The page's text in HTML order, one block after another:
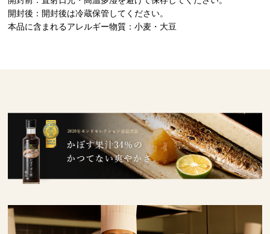
開封後：開封後は冷蔵保管してください。
本品に含まれるアレルギー物質：小麦・大豆